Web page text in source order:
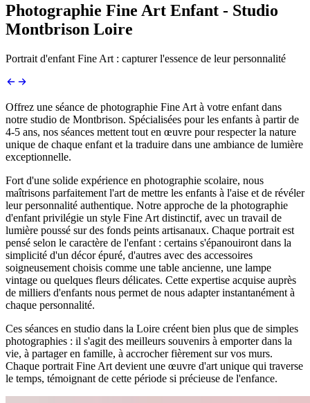
Photographie Fine Art Enfant - Studio
Montbrison Loire
Portrait d'enfant Fine Art : capturer l'essence de leur personnalité
Offrez une séance de photographie Fine Art à votre enfant dans
notre studio de Montbrison. Spécialisées pour les enfants à partir de
4-5 ans, nos séances mettent tout en œuvre pour respecter la nature
unique de chaque enfant et la traduire dans une ambiance de lumière
exceptionnelle.
Fort d'une solide expérience en photographie scolaire, nous
maîtrisons parfaitement l'art de mettre les enfants à l'aise et de révéler
leur personnalité authentique. Notre approche de la photographie
d'enfant privilégie un style Fine Art distinctif, avec un travail de
lumière poussé sur des fonds peints artisanaux. Chaque portrait est
pensé selon le caractère de l'enfant : certains s'épanouiront dans la
simplicité d'un décor épuré, d'autres avec des accessoires
soigneusement choisis comme une table ancienne, une lampe
vintage ou quelques fleurs délicates. Cette expertise acquise auprès
de milliers d'enfants nous permet de nous adapter instantanément à
chaque personnalité.
Ces séances en studio dans la Loire créent bien plus que de simples
photographies : il s'agit des meilleurs souvenirs à emporter dans la
vie, à partager en famille, à accrocher fièrement sur vos murs.
Chaque portrait Fine Art devient une œuvre d'art unique qui traverse
le temps, témoignant de cette période si précieuse de l'enfance.